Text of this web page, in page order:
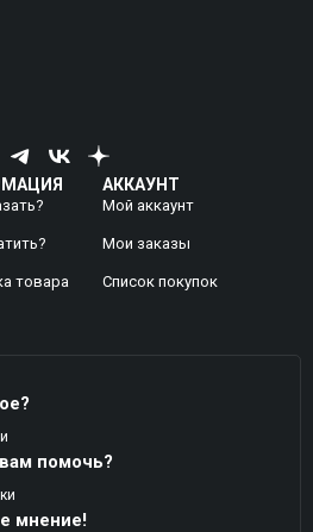
товара
АККАУНТ
Мой аккаунт
Mои заказы
Список покупок
помочь?
мнение!